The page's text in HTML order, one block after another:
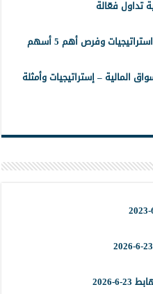
تداول فعّالة
المالية – إستراتيجيات وأمثلة
2026